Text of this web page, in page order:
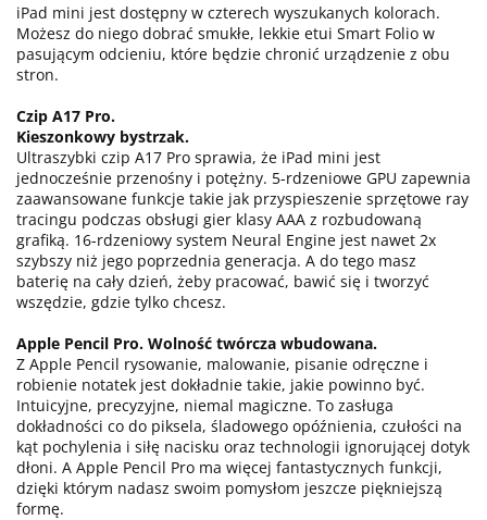
iPad mini jest dostępny w czterech wyszukanych kolorach.
Możesz do niego dobrać smukłe, lekkie etui Smart Folio w
pasującym odcieniu, które będzie chronić urządzenie z obu
stron.
Czip A17 Pro.
Kieszonkowy bystrzak.
Ultraszybki czip A17 Pro sprawia, że iPad mini jest
jednocześnie przenośny i potężny. 5-rdzeniowe GPU zapewnia
zaawansowane funkcje takie jak przyspieszenie sprzętowe ray
tracingu podczas obsługi gier klasy AAA z rozbudowaną
grafiką. 16-rdzeniowy system Neural Engine jest nawet 2x
szybszy niż jego poprzednia generacja. A do tego masz
baterię na cały dzień, żeby pracować, bawić się i tworzyć
wszędzie, gdzie tylko chcesz.
Apple Pencil Pro. Wolność twórcza wbudowana.
Z Apple Pencil rysowanie, malowanie, pisanie odręczne i
robienie notatek jest dokładnie takie, jakie powinno być.
Intuicyjne, precyzyjne, niemal magiczne. To zasługa
dokładności co do piksela, śladowego opóźnienia, czułości na
kąt pochylenia i siłę nacisku oraz technologii ignorującej dotyk
dłoni. A Apple Pencil Pro ma więcej fantastycznych funkcji,
dzięki którym nadasz swoim pomysłom jeszcze piękniejszą
formę.